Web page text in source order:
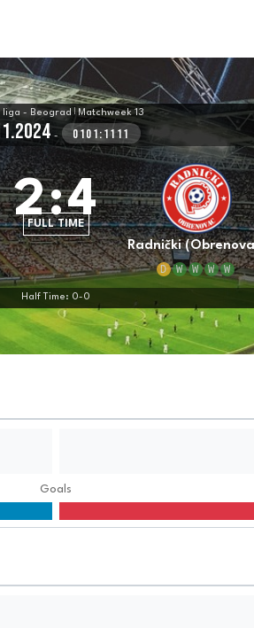
liga - Beograd Matchweek 13
- 0101:1111
2:4
FULL TIME
Radnički
D W W W W
Half Time: 0-0
Goals